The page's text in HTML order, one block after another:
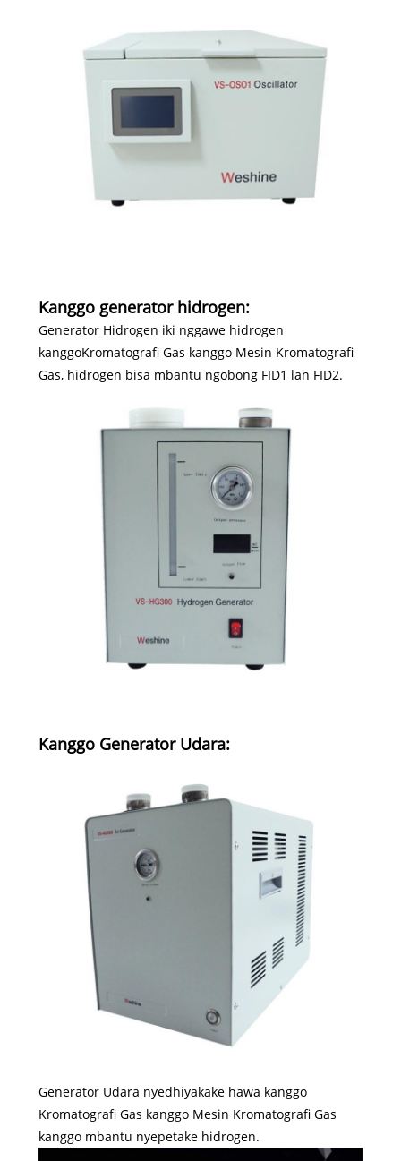
Kanggo generator hidrogen:
Generator Hidrogen iki nggawe hidrogen
kanggoKromatografi Gas kanggo Mesin Kromatografi
Gas, hidrogen bisa mbantu ngobong FID1 lan FID2.
Kanggo Generator Udara:
Generator Udara nyedhiyakake hawa kanggo
Kromatografi Gas kanggo Mesin Kromatografi Gas
kanggo mbantu nyepetake hidrogen.